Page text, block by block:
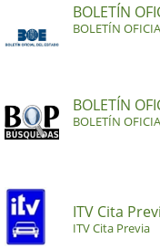
BOLETÍN
BOLETÍN
BOLETÍN
BOLETÍN
ITV Cita
ITV Cita Previa